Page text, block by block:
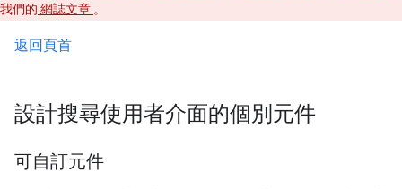
我們的 網誌文章 。
返回頁首
設計搜尋使用者介面的個別元件
可自訂元件